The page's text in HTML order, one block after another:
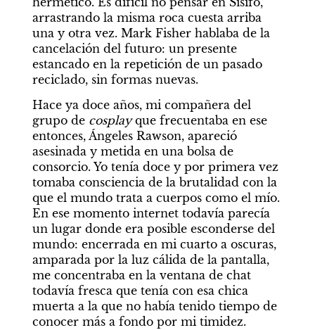
arrastrando la misma roca cuesta arriba
una y otra vez. Mark Fisher hablaba de la
cancelación del futuro: un presente
estancado en la repetición de un pasado
reciclado, sin formas nuevas.
Hace ya doce años, mi compañera del
grupo de cosplay que frecuentaba en ese
entonces, Ángeles Rawson, apareció
asesinada y metida en una bolsa de
consorcio. Yo tenía doce y por primera vez
tomaba consciencia de la brutalidad con la
que el mundo trata a cuerpos como el mío.
En ese momento internet todavía parecía
un lugar donde era posible esconderse del
mundo: encerrada en mi cuarto a oscuras,
amparada por la luz cálida de la pantalla,
me concentraba en la ventana de chat
todavía fresca que tenía con esa chica
muerta a la que no había tenido tiempo de
conocer más a fondo por mi timidez.